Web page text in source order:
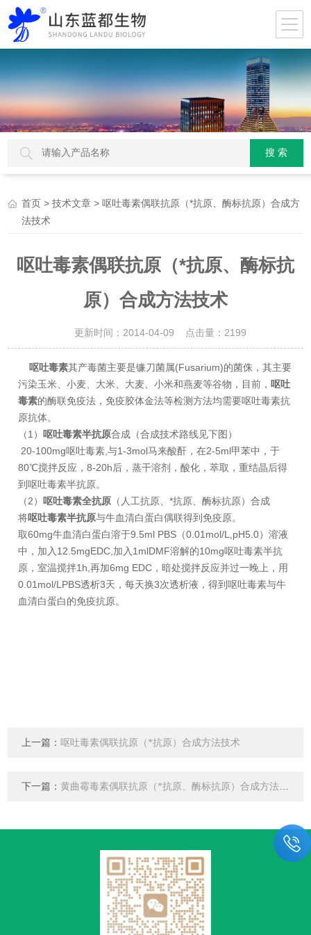
首页 >技术文章 > 呕吐毒素偶联抗原（*抗原、酶标抗原）合成方
法技术
呕吐毒素偶联抗原（*抗原、酶标抗
原）合成方法技术
更新时间：2014-04-09 点击量： 2199
呕吐毒素其产毒菌主要是镰刀菌属(Fusarium)的菌侏，其主要
污染玉米、小麦、大米、大麦、小米和燕麦等谷物，目前， 呕吐
毒素的酶联免疫法，免疫胶体金法等检测方法均需要呕吐毒素抗
原抗体。
（1）
呕吐毒素半抗原合成（合成技术路线见下图）
20-100mg呕吐毒素,与1-3mol马来酸酐，在2-5ml甲苯中，于
80℃搅拌反应，8-20h后，蒸干溶剂，酸化，萃取，重结晶后得
到呕吐毒素半抗原。
（2）
呕吐毒素全抗原 （人工抗原、*抗原、酶标抗原）合成
将呕吐毒素半抗原与牛血清白蛋白偶联得到免疫原。
取60mg牛血清白蛋白溶于9.5ml PBS（0.01mol/L,pH5.0）溶液
中，加入12.5mgEDC,加入1mlDMF溶解的10mg呕吐毒素半抗
原，室温搅拌1h,再加6mg EDC，暗处搅拌反应并过一晚上，用
0.01mol/LPBS透析3天，每天换3次透析液，得到呕吐毒素与牛
血清白蛋白的免疫抗原。
上一篇： 呕吐毒素偶联抗原（*抗原）合成方法技术
下一篇：黄曲霉毒素偶联抗原（*抗原、酶标抗原）合成方法技术